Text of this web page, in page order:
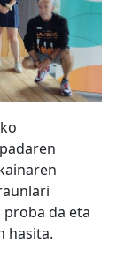
da eta
hasita.